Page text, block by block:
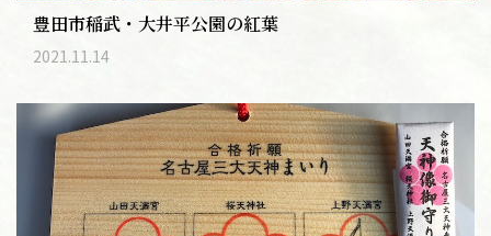
豊田市稲武・大井平公園の紅葉
2021.11.14